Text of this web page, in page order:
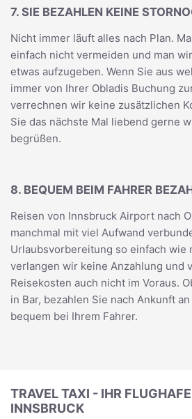
7. SIE BEZAHLEN KEINE
Nicht immer läuft alles nach Plan.
einfach nicht vermeiden und man
etwas aufzugeben. Wenn Sie aus
immer von Ihrer Obladis Buchung
verrechnen wir keine zusätzlichen
Sie das nächste Mal liebend gerne
begrüßen.
8. BEQUEM BEIM FAHRER
Reisen von Innsbruck Airport nach
manchmal mit viel Aufwand
Urlaubsvorbereitung so einfach wie
verlangen wir keine Anzahlung und
Reisekosten auch nicht im Voraus.
in Bar, bezahlen Sie nach Ankunft
bequem bei Ihrem Fahrer.
TRAVEL TAXI - IHR
INNSBRUCK